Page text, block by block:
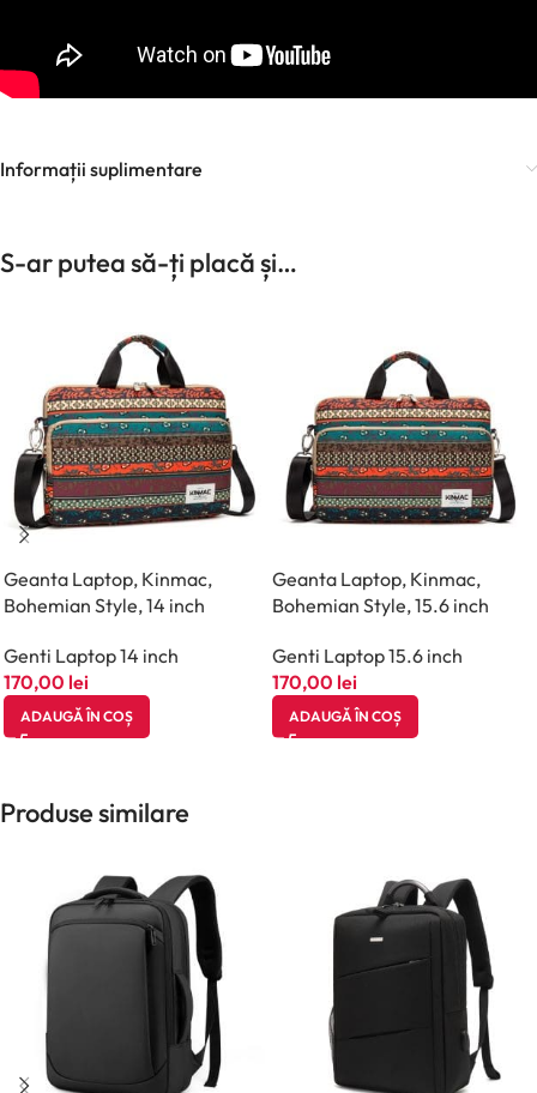
Informații suplimentare
S-ar putea să-ți placă și…
Geanta Laptop, Kinmac,
Bohemian Style, 14 inch
Genti Laptop 14 inch
170,00 lei
ADAUGĂ ÎN COȘ
Geanta Laptop, Kinmac,
Bohemian Style, 15.6 inch
Genti Laptop 15.6 inch
170,00 lei
ADAUGĂ ÎN COȘ
Produse similare